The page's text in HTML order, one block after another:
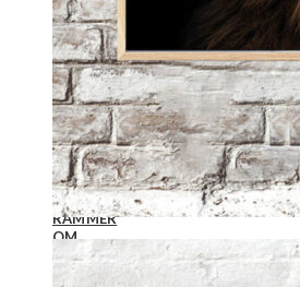
PERSONLIGE PLAKATER
Fotokalendere med egne
Fotoplakater
Bogstavplakater
Plakater til børn – med navn
Danmark plakat personlig
Familie plakater med navn
Navne plakater
Stjernetegn plakater med
Familiekalender
PLAKATVÆGGE
RAMMER
OM
FAQ fotoplakater
Gavekort